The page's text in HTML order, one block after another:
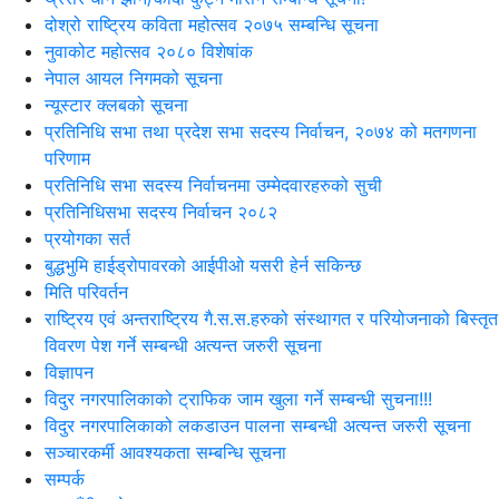
दोश्रो राष्ट्रिय कविता महोत्सव २०७५ सम्बन्धि सूचना
नुवाकोट महोत्सव २०८० विशेषांक
नेपाल आयल निगमको सूचना
न्यूस्टार क्लबको सूचना
प्रतिनिधि सभा तथा प्रदेश सभा सदस्य निर्वाचन, २०७४ को मतगणना
परिणाम
प्रतिनिधि सभा सदस्य निर्वाचनमा उम्मेदवारहरुको सुची
प्रतिनिधिसभा सदस्य निर्वाचन २०८२
प्रयोगका सर्त
बुद्धभुमि हाईड्रोपावरको आईपीओ यसरी हेर्न सकिन्छ
मिति परिवर्तन
राष्ट्रिय एवं अन्तराष्ट्रिय गै.स.स.हरुको संस्थागत र परियोजनाको बिस्तृत
विवरण पेश गर्ने सम्बन्धी अत्यन्त जरुरी सूचना
विज्ञापन
विदुर नगरपालिकाको ट्राफिक जाम खुला गर्ने सम्बन्धी सुचना!!!
विदुर नगरपालिकाको लकडाउन पालना सम्बन्धी अत्यन्त जरुरी सूचना
सञ्चारकर्मी आवश्यकता सम्बन्धि सूचना
सम्पर्क